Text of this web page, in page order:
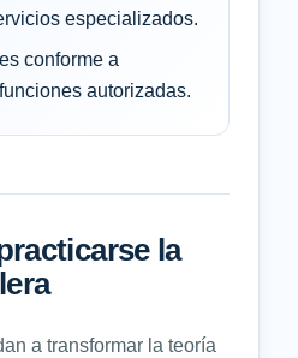
especializados.
conforme a
autorizadas.
la
a transformar la teoría